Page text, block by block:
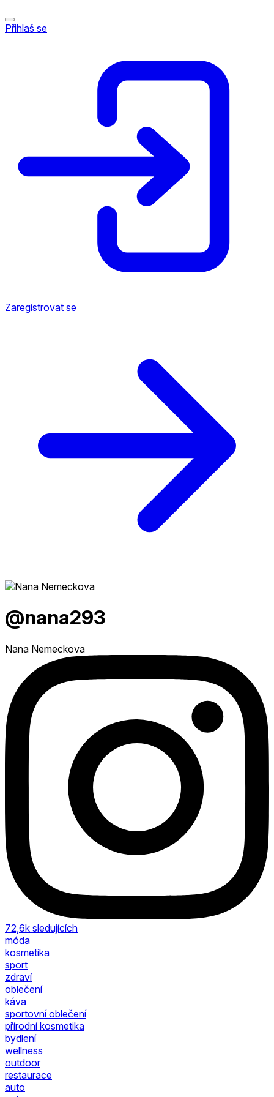
Přihlaš se
Zaregistrovat se
@nana293
Nana Nemeckova
72,6k sledujících
móda
kosmetika
sport
zdraví
oblečení
káva
sportovní oblečení
přírodní kosmetika
bydlení
wellness
outdoor
restaurace
auto